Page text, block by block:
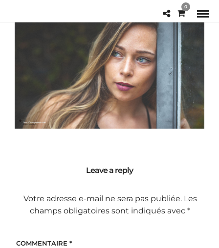
0
Leave a reply
Votre adresse e-mail ne sera pas publiée. Les
champs obligatoires sont indiqués avec*
COMMENTAIRE *